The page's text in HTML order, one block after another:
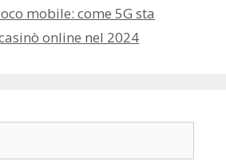
mobile: come 5G sta
online nel 2024